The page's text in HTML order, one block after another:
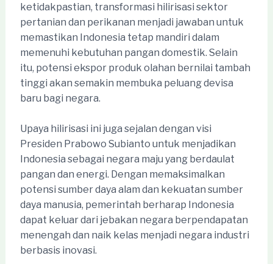
ketidakpastian, transformasi hilirisasi sektor
pertanian dan perikanan menjadi jawaban untuk
memastikan Indonesia tetap mandiri dalam
memenuhi kebutuhan pangan domestik. Selain
itu, potensi ekspor produk olahan bernilai tambah
tinggi akan semakin membuka peluang devisa
baru bagi negara.
Upaya hilirisasi ini juga sejalan dengan visi
Presiden Prabowo Subianto untuk menjadikan
Indonesia sebagai negara maju yang berdaulat
pangan dan energi. Dengan memaksimalkan
potensi sumber daya alam dan kekuatan sumber
daya manusia, pemerintah berharap Indonesia
dapat keluar dari jebakan negara berpendapatan
menengah dan naik kelas menjadi negara industri
berbasis inovasi.